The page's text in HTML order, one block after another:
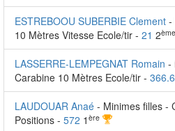
ESTREBOOU SUBERBIE Clement -
10 Mètres Vitesse Ecole/tir - 21 2ème
LASSERRE-LEMPEGNAT Romain -
Carabine 10 Mètres Ecole/tir - 366.6
LAUDOUAR Anaé - Minimes filles -
Positions - 572 1 ère